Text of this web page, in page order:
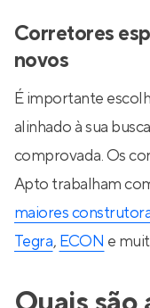
Corretores
novos
É importante
alinhado à sua
comprovada. Os
Apto trabalham
maiores
Tegra, ECON e